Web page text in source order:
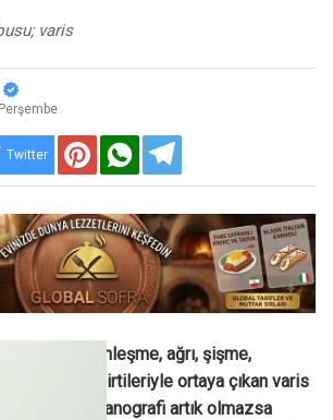
varis
Twitter
belirginleşme, ağrı, şişme,
hissi belirtileriyle ortaya çıkan varis
doppler ultrasanografi artık olmazsa